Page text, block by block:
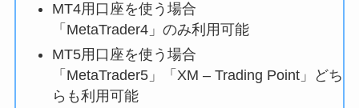
MT4用口座を使う場合
「MetaTrader4」のみ利用可能
MT5用口座を使う場合
「MetaTrader5」「XM – Trading Point」どち
らも利用可能